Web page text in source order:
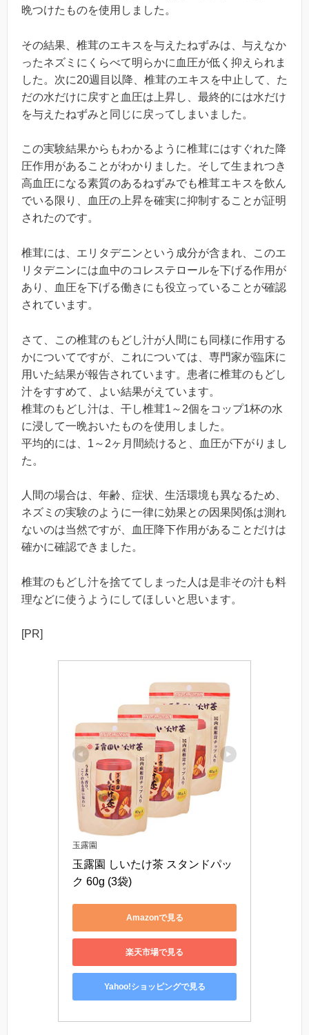
晩つけたものを使用しました。
その結果、椎茸のエキスを与えたねずみは、与えなか
ったネズミにくらべて明らかに血圧が低く抑えられま
した。次に20週目以降、椎茸のエキスを中止して、た
だの水だけに戻すと血圧は上昇し、最終的には水だけ
を与えたねずみと同じに戻ってしまいました。
この実験結果からもわかるように椎茸にはすぐれた降
圧作用があることがわかりました。そして生まれつき
高血圧になる素質のあるねずみでも椎茸エキスを飲ん
でいる限り、血圧の上昇を確実に抑制することが証明
されたのです。
椎茸には、エリタデニンという成分が含まれ、このエ
リタデニンには血中のコレステロールを下げる作用が
あり、血圧を下げる働きにも役立っていることが確認
されています。
さて、この椎茸のもどし汁が人間にも同様に作用する
かについてですが、これについては、専門家が臨床に
用いた結果が報告されています。患者に椎茸のもどし
汁をすすめて、よい結果がえています。
椎茸のもどし汁は、干し椎茸1～2個をコップ1杯の水
に浸して一晩おいたものを使用しました。
平均的には、1～2ヶ月間続けると、血圧が下がりまし
た。
人間の場合は、年齢、症状、生活環境も異なるため、
ネズミの実験のように一律に効果との因果関係は測れ
ないのは当然ですが、血圧降下作用があることだけは
確かに確認できました。
椎茸のもどし汁を捨ててしまった人は是非その汁も料
理などに使うようにしてほしいと思います。
[PR]
玉露園
玉露園 しいたけ茶 スタンドパッ
ク 60g (3袋)
Amazonで見る
楽天市場で見る
Yahoo!ショッピングで見る